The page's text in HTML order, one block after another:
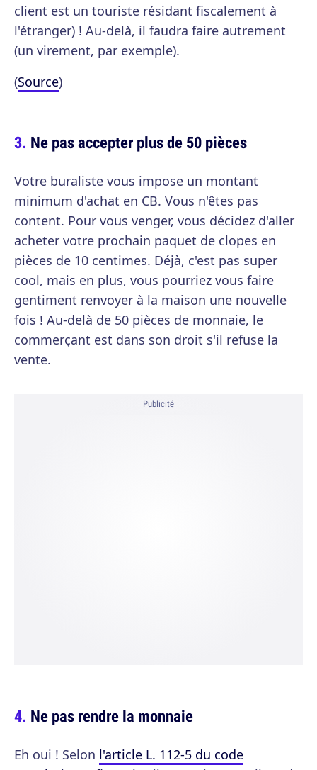
client est un touriste résidant fiscalement à
l'étranger) ! Au-delà, il faudra faire autrement
(un virement, par exemple).
(Source)
Ne pas accepter plus de 50 pièces
Votre buraliste vous impose un montant
minimum d'achat en CB. Vous n'êtes pas
content. Pour vous venger, vous décidez d'aller
acheter votre prochain paquet de clopes en
pièces de 10 centimes. Déjà, c'est pas super
cool, mais en plus, vous pourriez vous faire
gentiment renvoyer à la maison une nouvelle
fois ! Au-delà de 50 pièces de monnaie, le
commerçant est dans son droit s'il refuse la
vente.
Publicité
Ne pas rendre la monnaie
Eh oui ! Selon l'article L. 112-5 du code